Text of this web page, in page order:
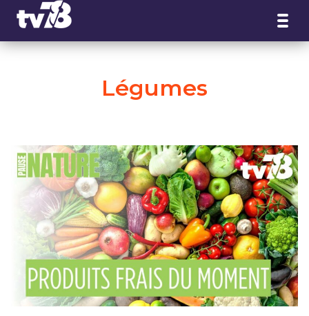
Légumes
Panneau de gestion des cookies